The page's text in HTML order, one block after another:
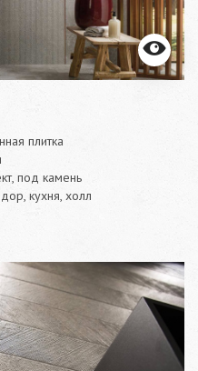
плитка
под камень
кухня, холл